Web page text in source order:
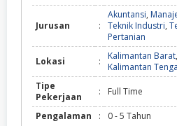
Jurusan :
Akuntansi,
Teknik Industri,
Pertanian
Lokasi : Kalimantan Barat,
Kalimantan
Tipe
Pekerjaan
: Full Time
Pengalaman : 0 - 5 Tahun